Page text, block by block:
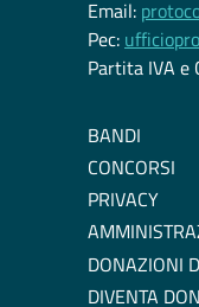
Email:
Pec:
Partita IVA e
BANDI
CONCORSI
PRIVACY
DONAZIONI
DIVENTA